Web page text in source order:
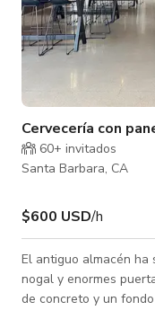
Cervecería con
60+ invitados
Santa Barbara, CA
$600 USD/h
El antiguo almacén ha
nogal y enormes
de concreto y un